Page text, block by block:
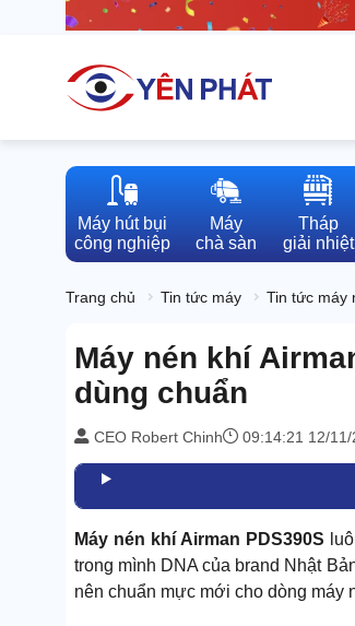
Máy hút bụi
công nghiệp
Máy
chà sàn
Tháp
giải nhiệt
Trang chủ Tin tức máy Tin tức máy
Máy nén khí
dùng chuẩn
CEO Robert Chinh 09:14:21 12/11/
Máy nén khí Airman PDS390S
trong mình DNA của brand Nhật
nên chuẩn mực mới cho dòng máy